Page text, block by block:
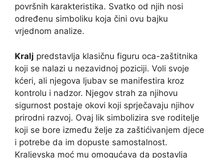
površnih karakteristika. Svatko od njih nosi
određenu simboliku koja čini ovu bajku
vrjednom analize.
Kralj predstavlja klasičnu figuru oca-zaštitnika
koji se nalazi u nezavidnoj poziciji. Voli svoje
kćeri, ali njegova ljubav se manifestira kroz
kontrolu i nadzor. Njegov strah za njihovu
sigurnost postaje okovi koji sprječavaju njihov
prirodni razvoj. Ovaj lik simbolizira sve roditelje
koji se bore između želje za zaštićivanjem djece
i potrebe da im dopuste samostalnost.
Kraljevska moć mu omogućava da postavlja